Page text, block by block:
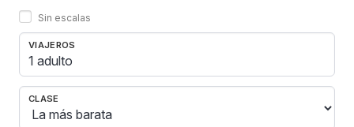
Sin escalas
VIAJEROS
1 adulto
CLASE